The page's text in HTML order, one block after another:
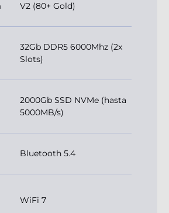
V2 (80+ Gold)
32Gb DDR5 6000Mhz (2x
Slots)
2000Gb SSD NVMe (hasta
5000MB/s)
Bluetooth 5.4
WiFi 7